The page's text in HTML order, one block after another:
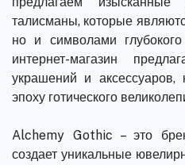
талисманы, которые
но и символами
интернет-магазин
украшений и
эпоху готического
Alchemy Gothic – это
создает уникальные